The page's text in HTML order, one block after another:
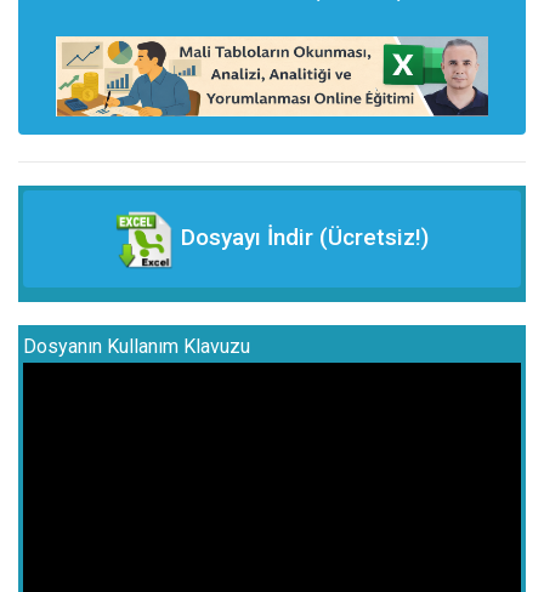
Dosyayı İndir (Ücretsiz!)
Dosyanın Kullanım Klavuzu